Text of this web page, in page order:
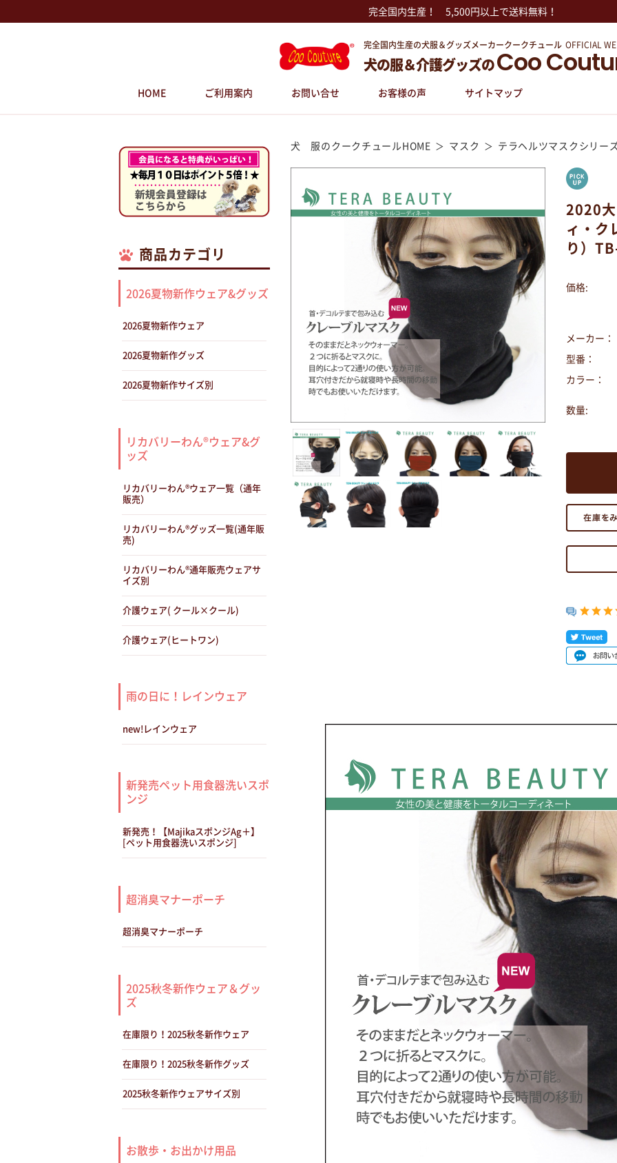
完全国内生産！ 5,500円以上で送料無料！
完全国内生産の犬服＆グッズメーカークークチュール OFFICIAL
犬の服＆介護グッズの Coo
HOME ご利用案内 お問い合せ お客様の声 サイトマップ
犬 服のクークチュールHOME マスク テラヘルツマスクシリー
2020
ィ・ク
り）
価格:
メーカー：
型番：
カラー：
数量:
商品カテゴリ
2026夏物新作ウェア&グッズ
2026夏物新作ウェア
2026夏物新作グッズ
2026夏物新作サイズ別
リカバリーわん®ウェア&グ
ッズ
リカバリーわん®ウェア一覧（通年
販売）
リカバリーわん®グッズ一覧(通年販
売)
リカバリーわん®通年販売ウェアサ
イズ別
介護ウェア( クール×クール)
介護ウェア(ヒートワン)
雨の日に！レインウェア
new!レインウェア
新発売ペット用食器洗いスポ
ンジ
新発売！【MajikaスポンジAg＋】
[ペット用食器洗いスポンジ]
超消臭マナーポーチ
超消臭マナーポーチ
2025秋冬新作ウェア＆グッ
ズ
在庫限り！2025秋冬新作ウェア
在庫限り！2025秋冬新作グッズ
2025秋冬新作ウェアサイズ別
お散歩・お出かけ用品